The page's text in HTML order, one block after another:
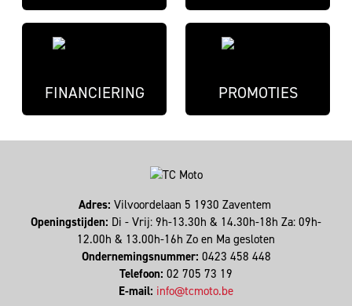
FINANCIERING PROMOTIES
Adres: Vilvoordelaan 5 1930 Zaventem
Openingstijden: Di - Vrij: 9h-13.30h & 14.30h-18h Za: 09h-
12.00h & 13.00h-16h Zo en Ma gesloten
Ondernemingsnummer: 0423 458 448
Telefoon: 02 705 73 19
E-mail: info@tcmoto.be